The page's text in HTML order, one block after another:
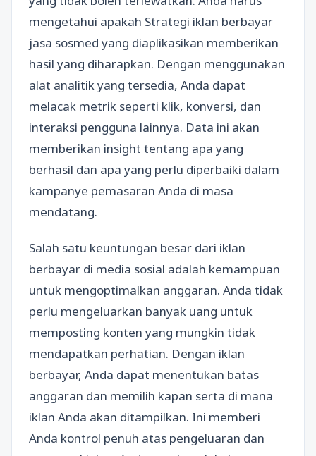
mengetahui apakah Strategi iklan berbayar
jasa sosmed yang diaplikasikan memberikan
hasil yang diharapkan. Dengan menggunakan
alat analitik yang tersedia, Anda dapat
melacak metrik seperti klik, konversi, dan
interaksi pengguna lainnya. Data ini akan
memberikan insight tentang apa yang
berhasil dan apa yang perlu diperbaiki dalam
kampanye pemasaran Anda di masa
mendatang.
Salah satu keuntungan besar dari iklan
berbayar di media sosial adalah kemampuan
untuk mengoptimalkan anggaran. Anda tidak
perlu mengeluarkan banyak uang untuk
memposting konten yang mungkin tidak
mendapatkan perhatian. Dengan iklan
berbayar, Anda dapat menentukan batas
anggaran dan memilih kapan serta di mana
iklan Anda akan ditampilkan. Ini memberi
Anda kontrol penuh atas pengeluaran dan